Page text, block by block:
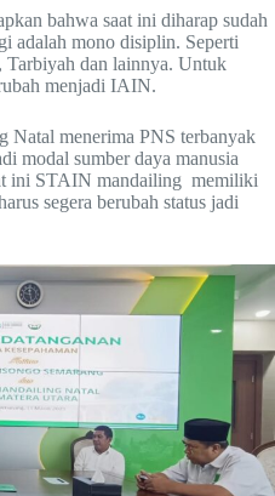
bahwa saat ini diharap sudah
adalah mono disiplin. Seperti
dan lainnya. Untuk
menjadi IAIN.
Natal menerima PNS terbanyak
modal sumber daya manusia
ini STAIN mandailing memiliki
segera berubah status jadi